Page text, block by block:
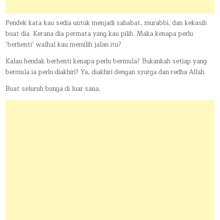
Pendek kata kau sedia untuk menjadi sahabat, murabbi, dan kekasih
buat dia. Kerana dia permata yang kau pilih. Maka kenapa perlu
‘berhenti’ walhal kau memilih jalan itu?
Kalau hendak berhenti kenapa perlu bermula? Bukankah setiap yang
bermula ia perlu diakhiri? Ya, diakhiri dengan syurga dan redha Allah.
Buat seluruh bunga di luar sana,